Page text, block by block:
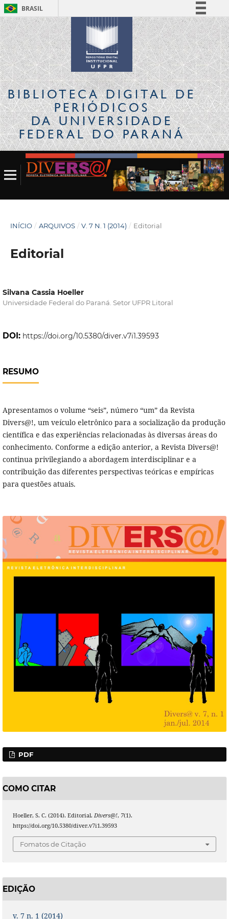
BRASIL
Simplifique!
Comunica BR
Participe
Acesso à informação
Legislação
Canais
BIBLIOTECA DIGITALDE
PERIÓDICOS
DA UNIVERSIDADE
FEDERAL DO PARANÁ
INÍCIO / ARQUIVOS / V. 7 N. 1 (2014) / Editorial
Editorial
Silvana Cassia Hoeller
Universidade Federal do Paraná. Setor UFPR Litoral
DOI: https://doi.org/10.5380/diver.v7i1.39593
RESUMO
Apresentamos o volume “seis”, número “um” da Revista
Divers@!, um veículo eletrônico para a socialização da produção
científica e das experiências relacionadas às diversas áreas do
conhecimento. Conforme a edição anterior, a Revista Divers@!
continua privilegiando a abordagem interdisciplinar e a
contribuição das diferentes perspectivas teóricas e empíricas
para questões atuais.
PDF
COMO CITAR
Hoeller, S. C. (2014). Editorial. Divers@!, 7(1).
https://doi.org/10.5380/diver.v7i1.39593
Fomatos de Citação
EDIÇÃO
v. 7 n. 1 (2014)